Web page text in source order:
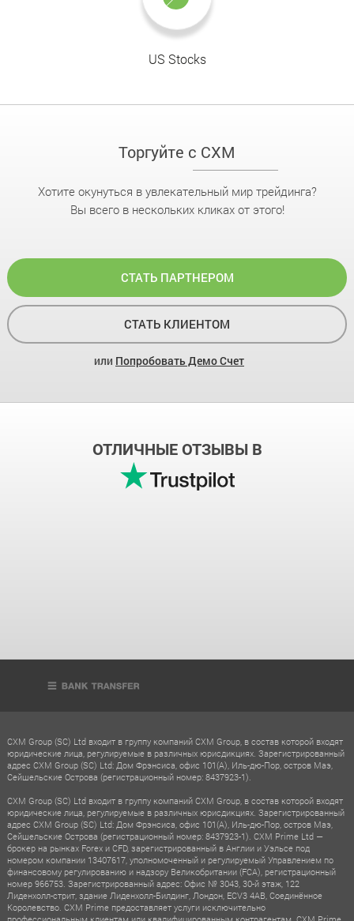
US Stocks
Торгуйте с CXM
Хотите окунуться в увлекательный мир трейдинга?
Вы всего в нескольких кликах от этого!
СТАТЬ ПАРТНЕРОМ
СТАТЬ КЛИЕНТОМ
или Попробовать Демо Счет
ОТЛИЧНЫЕ ОТЗЫВЫ В
CXM Group (SC) Ltd входит в группу компаний CXM Group, в состав которой входят
юридические лица, регулируемые в различных юрисдикциях. Зарегистрированный
адрес CXM Group (SC) Ltd: Дом Фрэнсиса, офис 101(A), Иль-дю-Пор, остров Маэ,
Сейшельские Острова (регистрационный номер: 8437923-1).
CXM Group (SC) Ltd входит в группу компаний CXM Group, в состав которой входят
юридические лица, регулируемые в различных юрисдикциях. Зарегистрированный
адрес CXM Group (SC) Ltd: Дом Фрэнсиса, офис 101(A), Иль-дю-Пор, остров Маэ,
Сейшельские Острова (регистрационный номер: 8437923-1). CXM Prime Ltd —
брокер на рынках Forex и CFD, зарегистрированный в Англии и Уэльсе под
номером компании 13407617, уполномоченный и регулируемый Управлением по
финансовому регулированию и надзору Великобритании (FCA), регистрационный
номер 966753. Зарегистрированный адрес: Офис № 3043, 30-й этаж, 122
Лиденхолл-стрит, здание Лиденхолл-Билдинг, Лондон, ECV3 4AB, Соединённое
Королевство. CXM Prime предоставляет услуги исключительно